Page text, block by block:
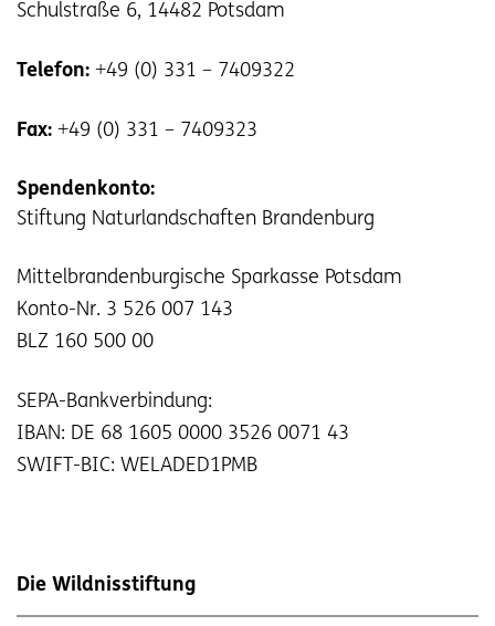
Schulstraße 6, 14482 Potsdam
Telefon: +49 (0) 331 – 7409322
Fax: +49 (0) 331 – 7409323
Spendenkonto:
Stiftung Naturlandschaften Brandenburg
Mittelbrandenburgische Sparkasse Potsdam
Konto-Nr. 3 526 007 143
BLZ 160 500 00
SEPA-Bankverbindung:
IBAN: DE 68 1605 0000 3526 0071 43
SWIFT-BIC: WELADED1PMB
Die Wildnisstiftung